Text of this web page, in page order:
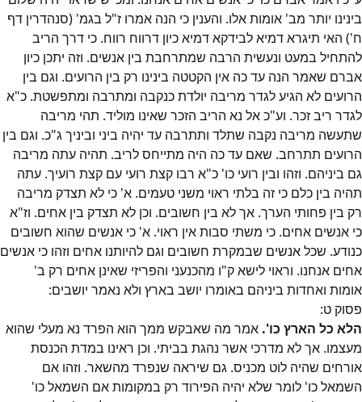
בינינו יותר מב' אומות אלו. והענין כי הנה אמרו ז"ל בגמ' (סנהדרין דף
ח') האי תיגרא דמיא לבידקא דמיא כיון דרווח רווח. כי דרך הריב
להתחיל במעט ונעשית הרבה שמתרחבת בין אנשים. וזה יתכן כיון
אברם שאמר הנה עד כה אין הקטטה בינינו רק בין הרועים. וגם בין
הרועים לא הגיע לגדר מריבה יולדת כנקבה ומתרבה ומתפשטת. כ"א
לגדר ריב זכר. וע"כ אל נא הריב הזכר שאינו מוליד. תהי מריבה
שתעשה מריבה נקבה שתלד ותתרבה עד יהיה ביני וביניך ג"כ. וגם בין
הרועים תתרחב. שאם עד כה היה מתייחס לריב. תהיה עתה מריבה
גם ביניהם. וזהו ובין רועי כו' כ"א רבו קצת רועי עם קצת רועיך. עתה
תהיה בין כלם כי זה בלתי ראוי משני טעמים. א' כי לא תצדק מריבה
רק בין פחותי הערך. אך לא בין חשובים. וכן לא תצדק בין אחים. וז"א
כי אנשים אחים. כי משתי סבות אין ראוי. א' כי אנשים שהוא חשובים
כנודע. שכל אנשים שבמקרת חשובים וגם להיותנו אחים וזהו כי אנשים
אחים אנחנו. וראוי לישא ק"ו מהכנעני והפריזי שאינן אחים רק ב'
אומות ואחדות ביניהם באומרו יושב בארץ ולא נאמר יושבים:
פסוק ט:
הלא כל הארץ כו'. אמר מה שאבקש ממך הוא הפרד נא מעלי שהוא
מעצמו. אך לא מדרכי אשר נהגת בביתי. וכן ראינו במדת הכנסת
אורחים שהיה לוט מכניס. גם שיראה שנפרד מהשאר. וזהו אם
השמאל כו' לומר שלא יהיה הפירוד רק במקומות אם השמאל כו'